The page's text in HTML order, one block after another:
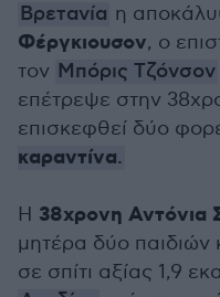
Βρετανία η
Φέργκιουσον, ο
τον Μπόρις Τζόνσον
επέτρεψε στην
επισκεφθεί δύο
καραντίνα.
Η 38χρονη Αντόνια
μητέρα δύο παιδιών
σε σπίτι αξίας 1,9